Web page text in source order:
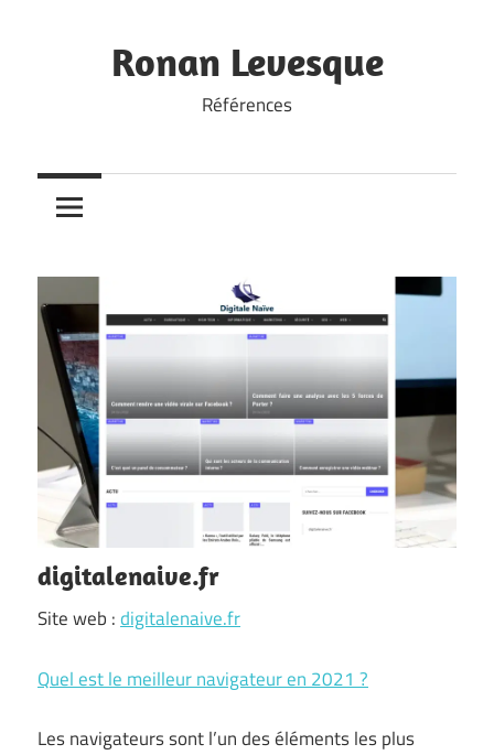
Ronan Levesque
Références
digitalenaive.fr
Site web :digitalenaive.fr
Quel est le meilleur navigateur en 2021 ?
Les navigateurs sont l’un des éléments les plus